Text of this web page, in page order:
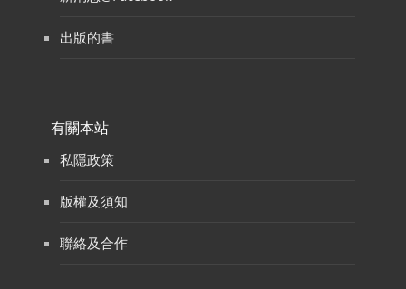
出版的書
有關本站
私隱政策
版權及須知
聯絡及合作